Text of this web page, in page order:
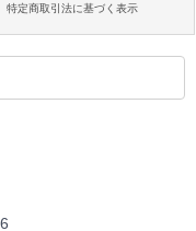
特定商取引法に基づく表示